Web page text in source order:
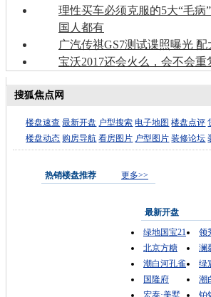
理性买车必须克服的5大“毛病
国人都有
广汽传祺GS7测试谍照曝光
宝沃2017还会火么，会不会重
搜狐焦点网
楼盘速查 最新开盘 户型搜索 电子地图 楼盘点评
楼盘动态 购房导航 看房图片 户型图片 装修论坛
热销楼盘推荐 更多>>
最新开盘
绿地国宝21
领
北京方糖
澜
潮白河孔雀
绿
国隆府
潮